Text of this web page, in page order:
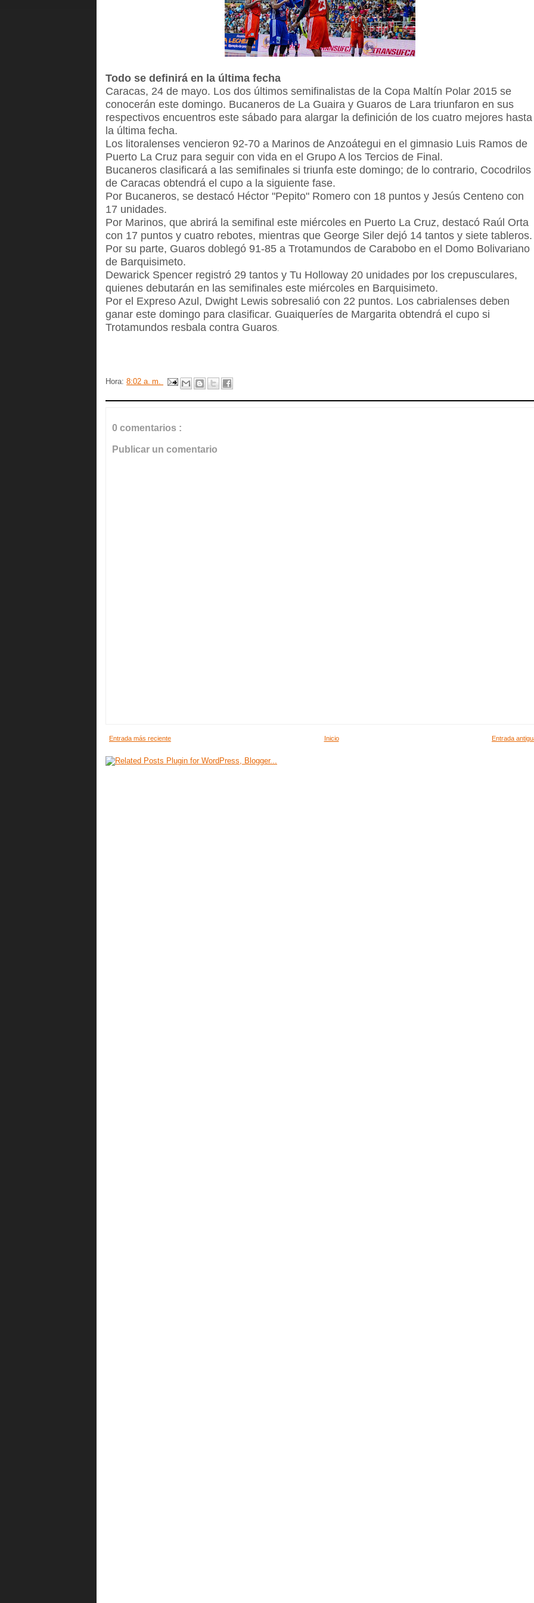
Todo se definirá en la última fecha
Caracas, 24 de mayo. Los dos últimos semifinalistas de la Copa Maltín Polar 2015 se
conocerán este domingo. Bucaneros de La Guaira y Guaros de Lara triunfaron en sus
respectivos encuentros este sábado para alargar la definición de los cuatro mejores hasta
la última fecha.
Los litoralenses vencieron 92-70 a Marinos de Anzoátegui en el gimnasio Luis Ramos de
Puerto La Cruz para seguir con vida en el Grupo A los Tercios de Final.
Bucaneros clasificará a las semifinales si triunfa este domingo; de lo contrario, Cocodrilos
de Caracas obtendrá el cupo a la siguiente fase.
Por Bucaneros, se destacó Héctor "Pepito" Romero con 18 puntos y Jesús Centeno con
17 unidades.
Por Marinos, que abrirá la semifinal este miércoles en Puerto La Cruz, destacó Raúl Orta
con 17 puntos y cuatro rebotes, mientras que George Siler dejó 14 tantos y siete tableros.
Por su parte, Guaros doblegó 91-85 a Trotamundos de Carabobo en el Domo Bolivariano
de Barquisimeto.
Dewarick Spencer registró 29 tantos y Tu Holloway 20 unidades por los crepusculares,
quienes debutarán en las semifinales este miércoles en Barquisimeto.
Por el Expreso Azul, Dwight Lewis sobresalió con 22 puntos. Los cabrialenses deben
ganar este domingo para clasificar. Guaiqueríes de Margarita obtendrá el cupo si
Trotamundos resbala contra Guaros.
Hora: 8:02 a. m.
0 comentarios :
Publicar un comentario
Entrada más reciente Entrada
Inicio